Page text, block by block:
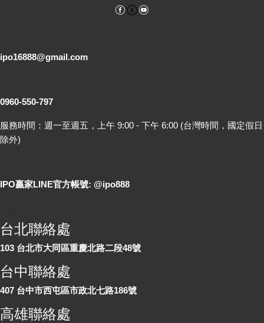
Facebook
ipo16888@gmail.com
0960-550-797
服務時間：週一至週五，上午 9:00 - 下午 6:00 (台灣時間，國定假日
除外)
IPO贏家LINE官方帳號: @ipo888
台北聯絡處
103 台北市大同區重慶北路二段48號
台中聯絡處
407 台中市西屯區市政北七路186號
高雄聯絡處